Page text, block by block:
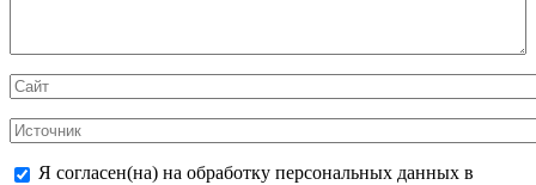
Я согласен(на) на обработку персональных данных в